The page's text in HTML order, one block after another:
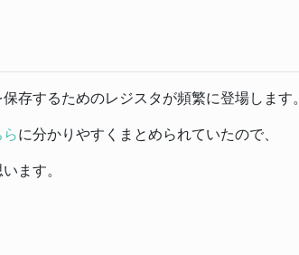
存するためのレジスタが頻繁に登場します。
に分かりやすくまとめられていたので、
ます。